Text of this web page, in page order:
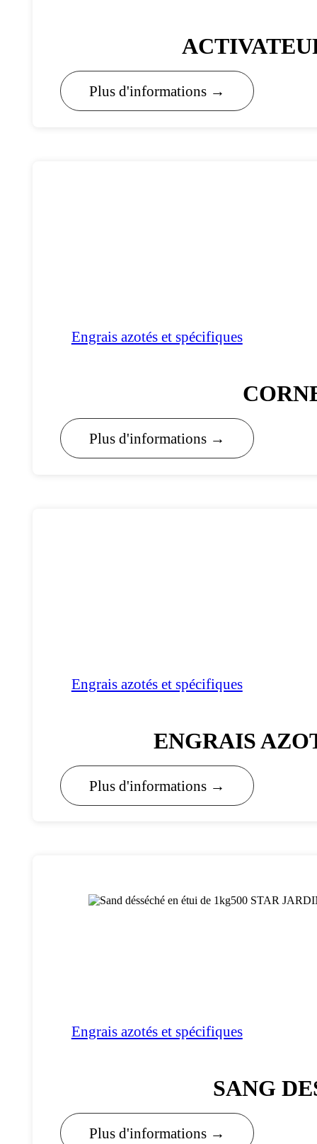
Plus d'informations →
Engrais azotés et spécifiques
Plus d'informations →
Engrais azotés et spécifiques
ENGRAIS
Plus d'informations →
Engrais azotés et spécifiques
SANG
Plus d'informations →